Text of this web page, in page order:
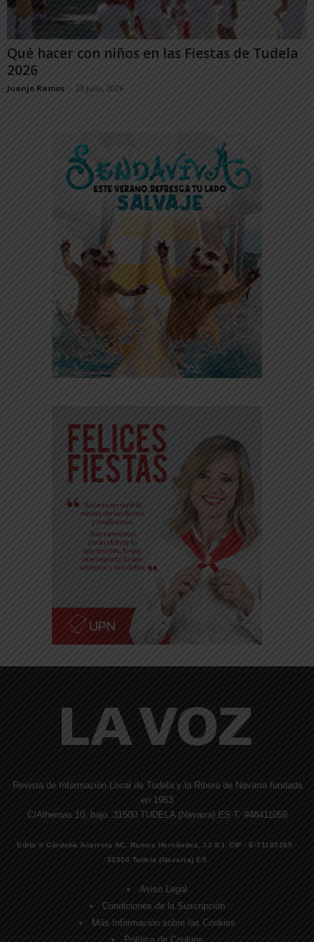
Qué hacer con niños en las Fiestas de Tudela
2026
Juanjo Ramos - 23 julio, 2026
Revista de Información Local de Tudela y la Ribera de Navarra fundada
en 1953
C/Alhemas 10, bajo. 31500 TUDELA (Navarra) ES T. 948411059
Edita © Córdoba Acarreta AC, Ramos Hernández, JJ S.I. CIF · E-71185169 ·
31500 Tudela (Navarra) ES
Aviso Legal
Condiciones de la Suscripción
Más Información sobre las Cookies
Política de Cookies